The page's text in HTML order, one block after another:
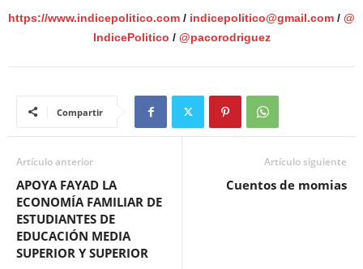
https://www.indicepolitico.com / indicepolitico@gmail.com / @
IndicePolitico / @pacorodriguez
Compartir
Artículo anterior
APOYA FAYAD LA
ECONOMÍA FAMILIAR DE
ESTUDIANTES DE
EDUCACIÓN MEDIA
SUPERIOR Y SUPERIOR
Artículo siguiente
Cuentos de momias